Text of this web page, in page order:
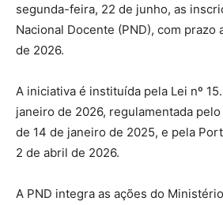
segunda-feira, 22 de junho, as
Nacional Docente (PND), com prazo
de 2026.
A iniciativa é instituída pela Lei nº
janeiro de 2026, regulamentada
de 14 de janeiro de 2025, e pela
2 de abril de 2026.
A PND integra as ações do